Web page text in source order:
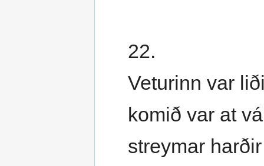
22.
Veturinn var
komið var at
streymar